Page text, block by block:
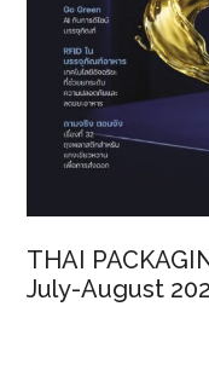
THAI
July-August